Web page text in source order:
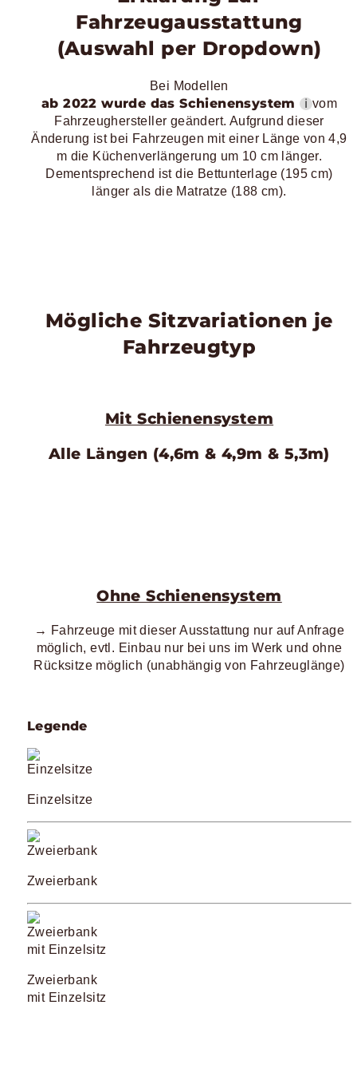
Fahrzeugausstattung
(Auswahl per Dropdown)
Bei Modellen
ab 2022 wurde das Schienensystem ℹ vom
Fahrzeughersteller geändert. Aufgrund dieser
Änderung ist bei Fahrzeugen mit einer Länge von 4,9
m die Küchenverlängerung um 10 cm länger.
Dementsprechend ist die Bettunterlage (195 cm)
länger als die Matratze (188 cm).
Mögliche Sitzvariationen je
Fahrzeugtyp
Mit Schienensystem
Alle Längen (4,6m & 4,9m & 5,3m)
Ohne Schienensystem
→ Fahrzeuge mit dieser Ausstattung nur auf Anfrage
möglich, evtl. Einbau nur bei uns im Werk und ohne
Rücksitze möglich (unabhängig von Fahrzeuglänge)
Legende
Einzelsitze
Zweierbank
Zweierbank
mit Einzelsitz